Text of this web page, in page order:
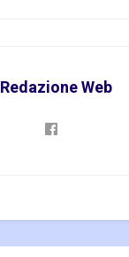
Redazione Web